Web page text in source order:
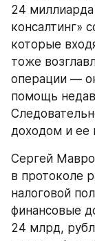
24
консалтинг»
которые
тоже
операции —
помощь
доходом и ее
Сергей
в протоколе
налоговой
финансовые
24 млрд,